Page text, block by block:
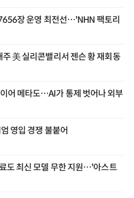
장 운영 최전선…'NHN 팩토리
주 美 실리콘밸리서 젠슨 황 재회동
어 메타도…AI가 통제 벗어나 외부
영입 경쟁 불붙어
도 최신 모델 무한 지원…'아스트